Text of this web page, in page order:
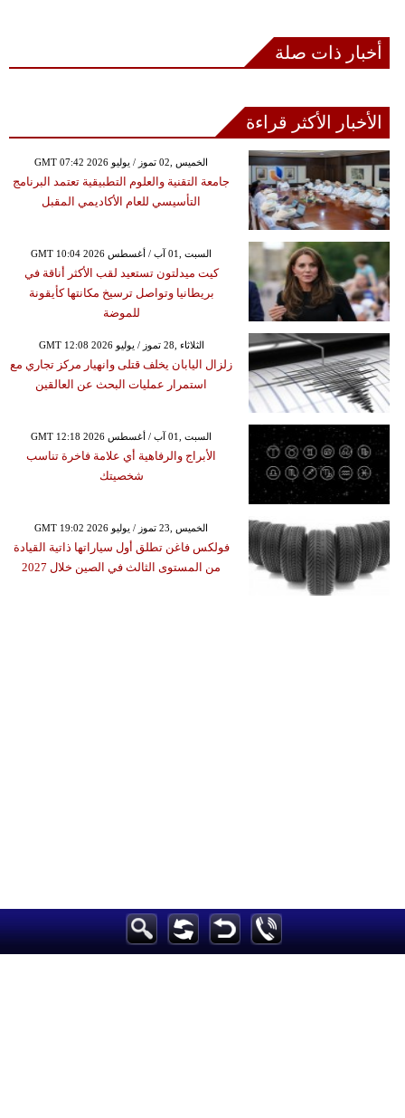
أخبار ذات صلة
الأخبار الأكثر قراءة
GMT 07:42 2026 الخميس ,02 تموز / يوليو
جامعة التقنية والعلوم التطبيقية تعتمد البرنامج
التأسيسي للعام الأكاديمي المقبل
GMT 10:04 2026 السبت ,01 آب / أغسطس
كيت ميدلتون تستعيد لقب الأكثر أناقة في
بريطانيا وتواصل ترسيخ مكانتها كأيقونة
للموضة
GMT 12:08 2026 الثلاثاء ,28 تموز / يوليو
زلزال اليابان يخلف قتلى وانهيار مركز تجاري مع
استمرار عمليات البحث عن العالقين
GMT 12:18 2026 السبت ,01 آب / أغسطس
الأبراج والرفاهية أي علامة فاخرة تناسب
شخصيتك
GMT 19:02 2026 الخميس ,23 تموز / يوليو
فولكس فاغن تطلق أول سياراتها ذاتية القيادة
من المستوى الثالث في الصين خلال 2027